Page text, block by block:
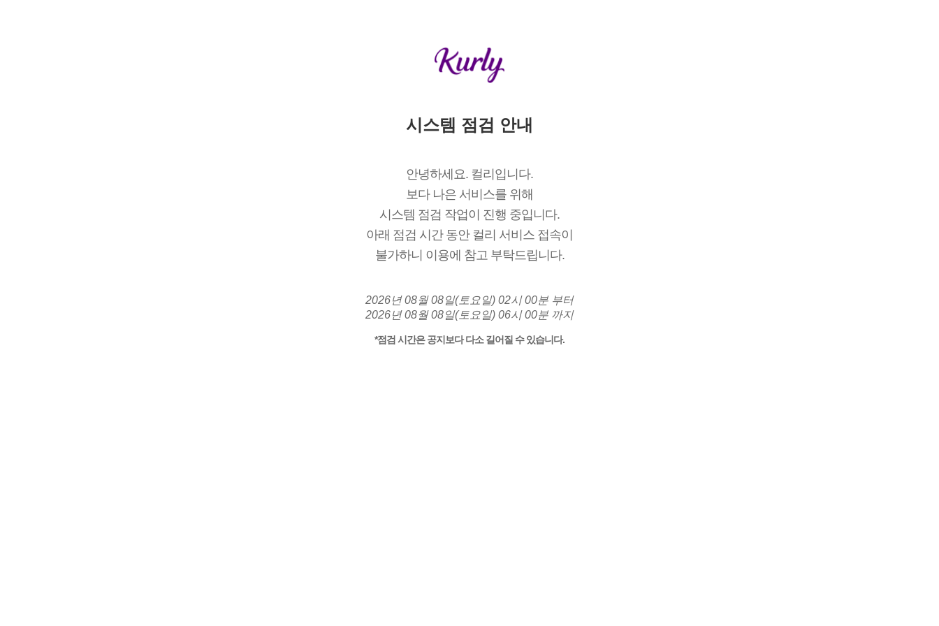
시스템 점검 안내
안녕하세요. 컬리입니다.
보다 나은 서비스를 위해
시스템 점검 작업이 진행 중입니다.
아래 점검 시간 동안 컬리 서비스 접속이
불가하니 이용에 참고 부탁드립니다.
2026년 08월 08일(토요일) 02시 00분 부터
2026년 08월 08일(토요일) 06시 00분 까지
*점검 시간은 공지보다 다소 길어질 수 있습니다.